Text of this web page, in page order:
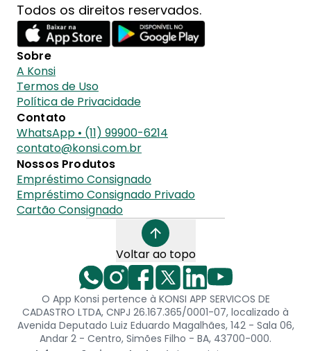
Todos os direitos reservados.
Sobre
A Konsi
Termos de Uso
Política de Privacidade
Contato
WhatsApp • (11) 99900-6214
contato@konsi.com.br
Nossos Produtos
Empréstimo Consignado
Empréstimo Consignado Privado
Cartão Consignado
Voltar ao topo
O App Konsi pertence à KONSI APP SERVICOS DE
CADASTRO LTDA, CNPJ 26.167.365/0001-07, localizado à
Avenida Deputado Luiz Eduardo Magalhães, 142 - Sala 06,
Andar 2 - Centro, Simões Filho - BA, 43700-000.